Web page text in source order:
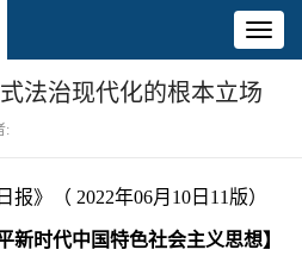
法治现代化的根本立场
:
》（ 2022年06月10日11版）
新时代中国特色社会主义思想】